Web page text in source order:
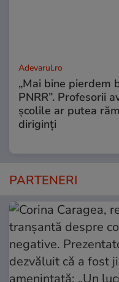
Adevarul.ro
„Mai bine pierdem
PNRR”. Profesorii
școlile ar putea
diriginți
PARTENERI